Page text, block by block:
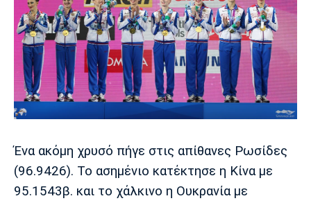
Μπορούσια
Ντόρτμουντ
Παρί Σεν
Ζερμέν
Μαρσέιγ
Ερυθρός
Αστέρας
Πόρτο Μπενφίκα
Ένα ακόμη χρυσό πήγε στις απίθανες Ρωσίδες
(96.9426). Το ασημένιο κατέκτησε η Κίνα με
95.1543β. και το χάλκινο η Ουκρανία με